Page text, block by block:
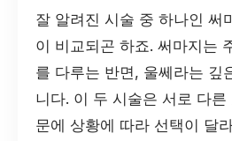
잘 알려진 시술 중 하나인 써
이 비교되곤 하죠. 써마지는
를 다루는 반면, 울쎄라는 깊
니다. 이 두 시술은 서로 다
문에 상황에 따라 선택이 달